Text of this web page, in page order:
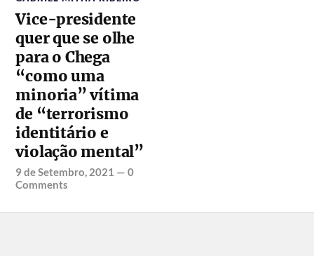
Vice-presidente
quer que se olhe
para o Chega
“como uma
minoria” vítima
de “terrorismo
identitário e
violação mental”
9 de Setembro, 2021 —0
Comments